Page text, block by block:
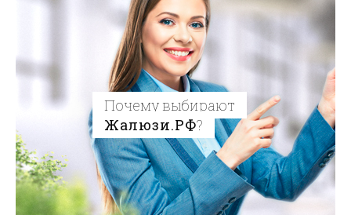
Почему выбирают
Жалюзи.РФ?